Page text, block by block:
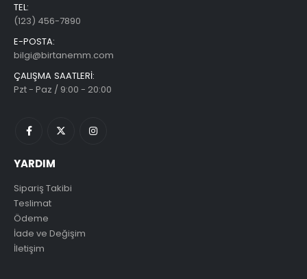
TEL:
(123) 456-7890
E-POSTA:
bilgi@birtanemm.com
ÇALIŞMA SAATLERI:
Pzt - Paz / 9:00 - 20:00
YARDIM
Sipariş Takibi
Teslimat
Ödeme
İade ve Değişim
İletişim